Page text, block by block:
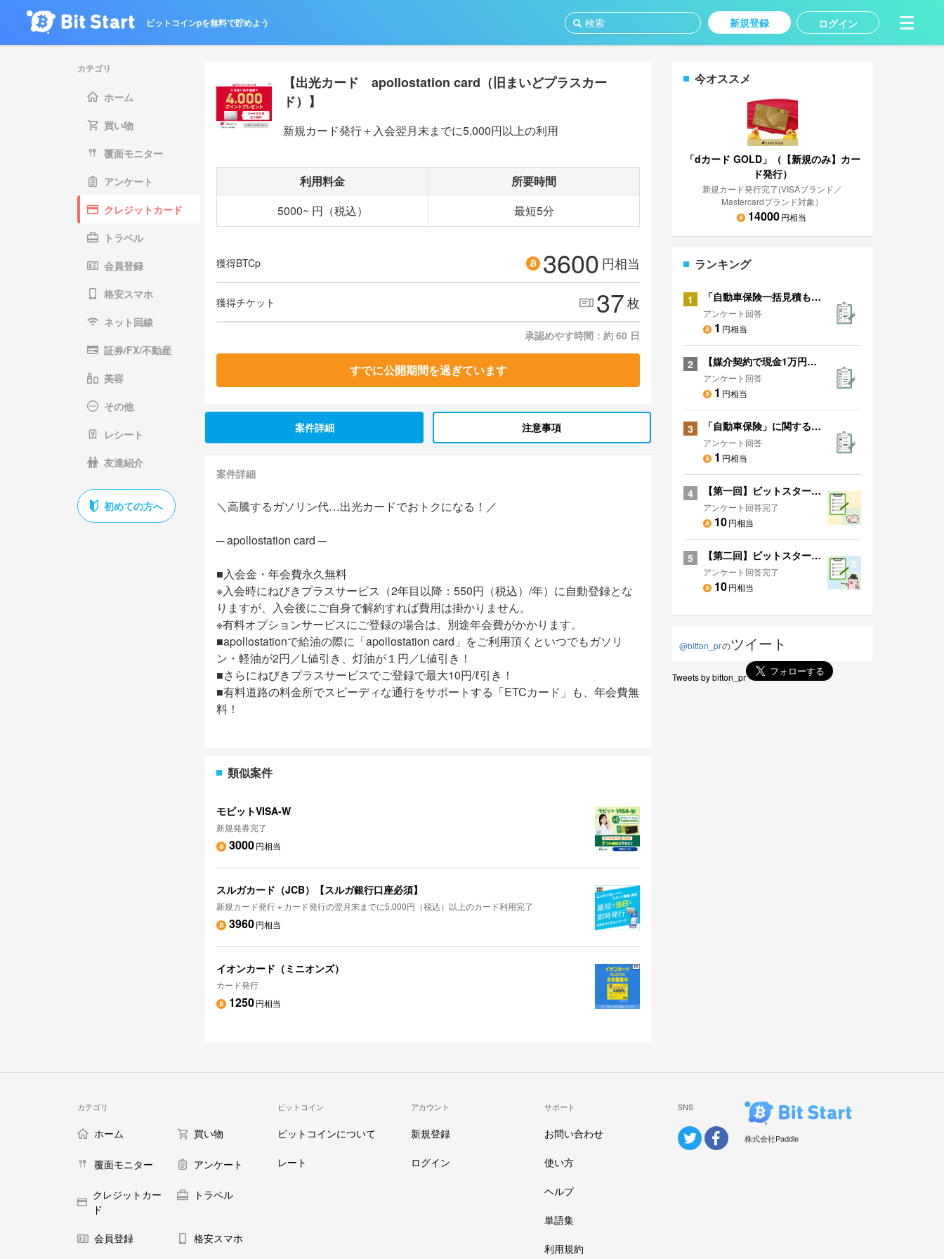
ビットコインpを無料で貯めよう 新規登録 ログイン
カテゴリ
ホーム
買い物
覆面モニター
アンケート
クレジットカード
トラベル
会員登録
格安スマホ
ネット回線
証券/FX/不動産
美容
その他
レシート
友達紹介
初めての方へ
【出光カード apollostation card（旧まいどプラスカー
ド）】
新規カード発行＋入会翌月末までに5,000円以上の利用
利用料金
所要時間
5000~ 円（税込）
最短5分
獲得BTCp 3600 円相当
獲得チケット 37枚
承認めやす時間：約 60 日
すでに公開期間を過ぎています
案件詳細 注意事項
案件詳細
＼高騰するガソリン代…出光カードでおトクになる！／
─ apollostation card ─
■入会金・年会費永久無料
※入会時にねびきプラスサービス（2年目以降：550円（税込）/年）に自動登録とな
りますが、入会後にご自身で解約すれば費用は掛かりません。
※有料オプションサービスにご登録の場合は、別途年会費がかかります。
■apollostationで給油の際に「apollostation card」をご利用頂くといつでもガソリ
ン・軽油が2円／L値引き、灯油が１円／L値引き！
■さらにねびきプラスサービスでご登録で最大10円/ℓ引き！
■有料道路の料金所でスピーディな通行をサポートする「ETCカード」も、年会費無
料！
類似案件
モビットVISA-W
新規発券完了
3000円相当
スルガカード（JCB）【スルガ銀行口座必須】
新規カード発行＋カード発行の翌月末までに5,000円（税込）以上のカード利用完了
3960円相当
イオンカード（ミニオンズ）
カード発行
1250円相当
今オススメ
「dカード GOLD」（【新規のみ】カー
ド発行）
新規カード発行完了(VISAブランド／
Mastercardブランド対象）
14000円相当
ランキング
1 「自動車保険一括見積もり」に関するアンケート
アンケート回答
1 円相当
2 【媒介契約で現金1万円プレゼント】あなたのお家を無料で一括査定！
アンケート回答
1 円相当
3 「自動車保険」に関するアンケート
アンケート回答
1 円相当
4 【第一回】ビットスタートアンケート！
アンケート回答完了
10円相当
5 【第二回】ビットスタートアンケート！
アンケート回答完了
10円相当
@bitton_prのツイート
Tweets by bitton_pr
カテゴリ
ホーム 買い物
覆面モニター アンケート
クレジットカー
ド
トラベル
会員登録 格安スマホ
ビットコイン
ビットコインについて
レート
アカウント
新規登録
ログイン
サポート
お問い合わせ
使い方
ヘルプ
単語集
利用規約
SNS
株式会社Paddle